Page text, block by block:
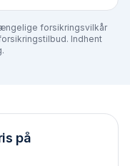
forsikringsvilkår
Indhent
på